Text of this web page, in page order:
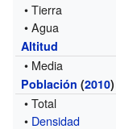
• Tierra
• Agua
Altitud
• Media
Población (2010)
• Total
• Densidad